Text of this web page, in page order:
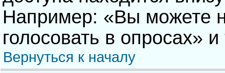
Например: «Вы можете
голосовать в опросах» и
Вернуться к началу